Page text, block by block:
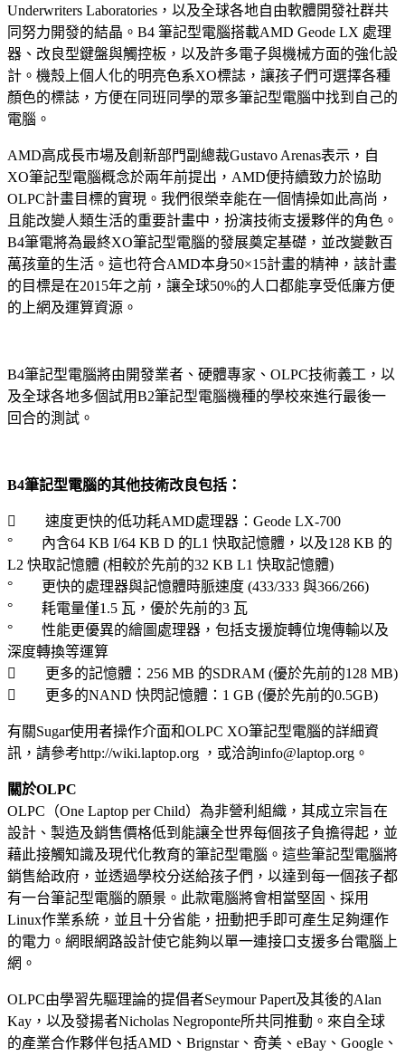
Underwriters Laboratories，以及全球各地自由軟體開發社群共
同努力開發的結晶。B4 筆記型電腦搭載AMD Geode LX 處理
器、改良型鍵盤與觸控板，以及許多電子與機械方面的強化設
計。機殼上個人化的明亮色系XO標誌，讓孩子們可選擇各種
顏色的標誌，方便在同班同學的眾多筆記型電腦中找到自己的
電腦。
AMD高成長市場及創新部門副總裁Gustavo Arenas表示，自
XO筆記型電腦概念於兩年前提出，AMD便持續致力於協助
OLPC計畫目標的實現。我們很榮幸能在一個情操如此高尚，
且能改變人類生活的重要計畫中，扮演技術支援夥伴的角色。
B4筆電將為最終XO筆記型電腦的發展奠定基礎，並改變數百
萬孩童的生活。這也符合AMD本身50×15計畫的精神，該計畫
的目標是在2015年之前，讓全球50%的人口都能享受低廉方便
的上網及運算資源。
B4筆記型電腦將由開發業者、硬體專家、OLPC技術義工，以
及全球各地多個試用B2筆記型電腦機種的學校來進行最後一
回合的測試。
B4筆記型電腦的其他技術改良包括：
 速度更快的低功耗AMD處理器：Geode LX-700
° 內含64 KB I/64 KB D 的L1 快取記憶體，以及128 KB 的
L2 快取記憶體 (相較於先前的32 KB L1 快取記憶體)
° 更快的處理器與記憶體時脈速度 (433/333 與366/266)
° 耗電量僅1.5 瓦，優於先前的3 瓦
° 性能更優異的繪圖處理器，包括支援旋轉位塊傳輸以及
深度轉換等運算
 更多的記憶體：256 MB 的SDRAM (優於先前的128 MB)
 更多的NAND 快閃記憶體：1 GB (優於先前的0.5GB)
有關Sugar使用者操作介面和OLPC XO筆記型電腦的詳細資
訊，請參考http://wiki.laptop.org ，或洽詢info@laptop.org。
關於OLPC
OLPC（One Laptop per Child）為非營利組織，其成立宗旨在
設計、製造及銷售價格低到能讓全世界每個孩子負擔得起，並
藉此接觸知識及現代化教育的筆記型電腦。這些筆記型電腦將
銷售給政府，並透過學校分送給孩子們，以達到每一個孩子都
有一台筆記型電腦的願景。此款電腦將會相當堅固、採用
Linux作業系統，並且十分省能，扭動把手即可產生足夠運作
的電力。網眼網路設計使它能夠以單一連接口支援多台電腦上
網。
OLPC由學習先驅理論的提倡者Seymour Papert及其後的Alan
Kay，以及發揚者Nicholas Negroponte所共同推動。來自全球
的產業合作夥伴包括AMD、Brignstar、奇美、eBay、Google、